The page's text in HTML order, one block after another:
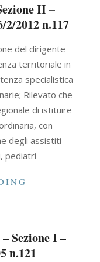
II –
2/2012 n.117
del dirigente
territoriale in
specialistica
Rilevato che
di istituire
con
degli assistiti
pediatri
Sezione I –
n.121